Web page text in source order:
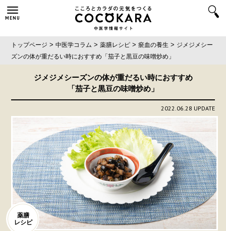
MENU
トップページ >中医学コラム >薬膳レシピ >瘀血の養生 > ジメジメシー
ズンの体が重だるい時におすすめ 「茄子と黒豆の味噌炒め」
薬膳
レシピ
ジメジメシーズンの体が重だるい時におすすめ
「茄子と黒豆の味噌炒め」
2022.06.28 UPDATE